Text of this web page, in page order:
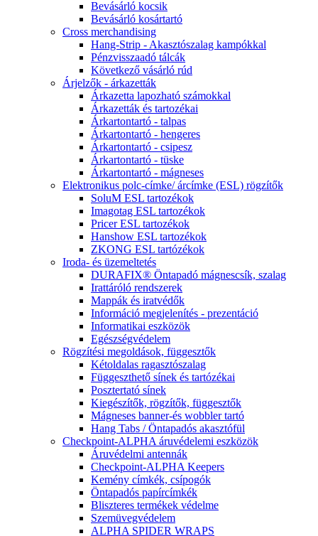
Bevásárló kocsik
Bevásárló kosártartó
Cross merchandising
Hang-Strip - Akasztószalag kampókkal
Pénzvisszaadó tálcák
Következő vásárló rúd
Árjelzők - árkazetták
Árkazetta lapozható számokkal
Árkazetták és tartozékai
Árkartontartó - talpas
Árkartontartó - hengeres
Árkartontartó - csipesz
Árkartontartó - tüske
Árkartontartó - mágneses
Elektronikus polc-címke/ árcímke (ESL) rögzítők
SoluM ESL tartozékok
Imagotag ESL tartozékok
Pricer ESL tartozékok
Hanshow ESL tartozékok
ZKONG ESL tartózékok
Iroda- és üzemeltetés
DURAFIX® Öntapadó mágnescsík, szalag
Irattáróló rendszerek
Mappák és iratvédők
Információ megjelenítés - prezentáció
Informatikai eszközök
Egészségvédelem
Rögzítési megoldások, függesztők
Kétoldalas ragasztószalag
Függeszthető sínek és tartózékai
Posztertató sínek
Kiegészítők, rögzítők, függesztők
Mágneses banner-és wobbler tartó
Hang Tabs / Öntapadós akasztófül
Checkpoint-ALPHA áruvédelemi eszközök
Áruvédelmi antennák
Checkpoint-ALPHA Keepers
Kemény címkék, csípogók
Öntapadós papírcímkék
Bliszteres termékek védelme
Szemüvegvédelem
ALPHA SPIDER WRAPS